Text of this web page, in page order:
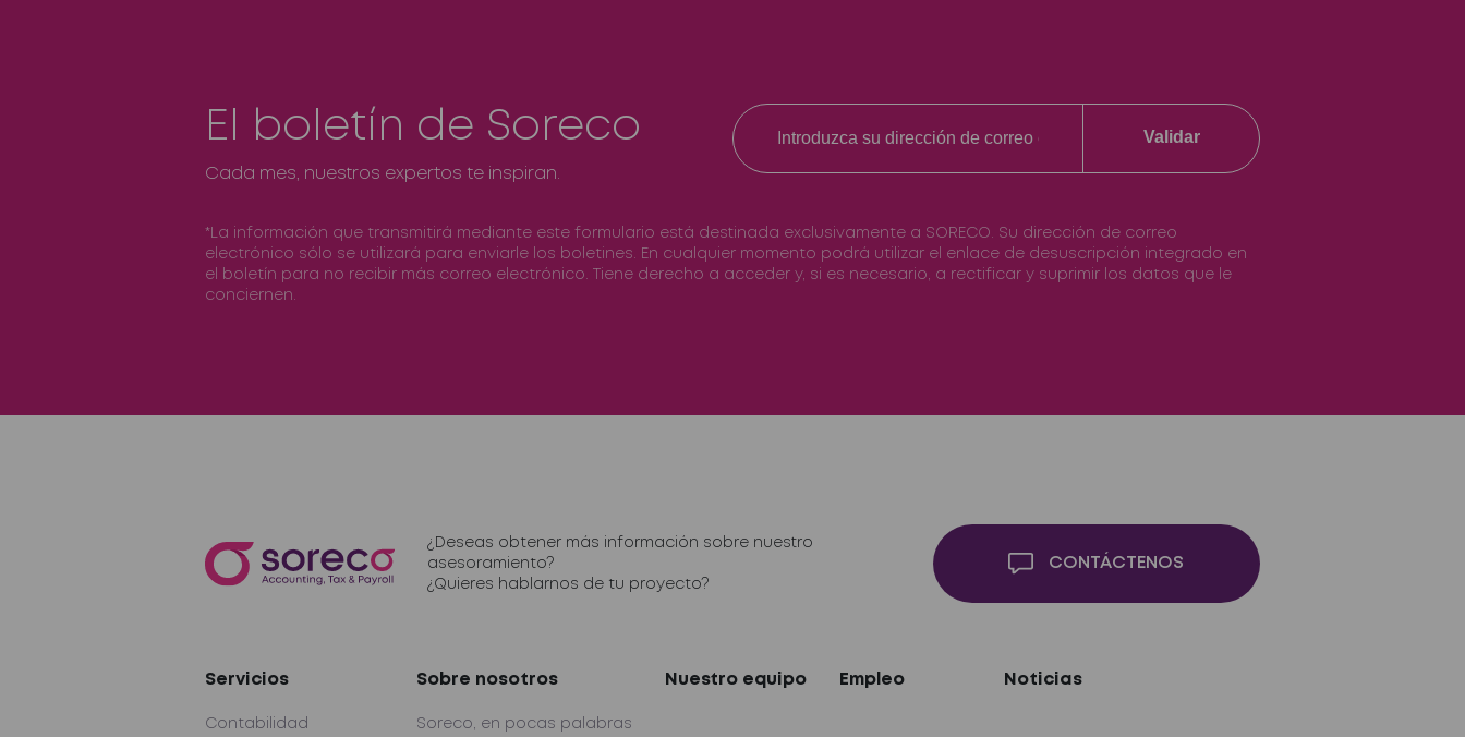
El boletín de Soreco
Cada mes, nuestros expertos te inspiran.
Validar
*La información que transmitirá mediante este formulario está destinada exclusivamente a SORECO. Su dirección de correo
electrónico sólo se utilizará para enviarle los boletines. En cualquier momento podrá utilizar el enlace de desuscripción integrado en
el boletín para no recibir más correo electrónico. Tiene derecho a acceder y, si es necesario, a rectificar y suprimir los datos que le
conciernen.
¿Deseas obtener más información sobre nuestro
asesoramiento?
¿Quieres hablarnos de tu proyecto?
CONTÁCTENOS
Servicios
Contabilidad
Sobre nosotros
Soreco, en pocas palabras
Nuestro equipo Empleo Noticias